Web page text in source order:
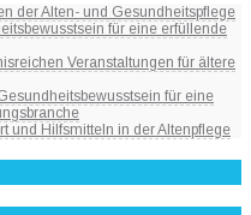
der Alten- und Gesundheitspflege
für eine erfüllende
Veranstaltungen für ältere
für eine
und Hilfsmitteln in der Altenpflege